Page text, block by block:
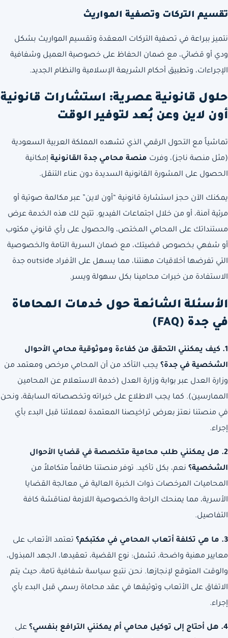
تقسيم التركات وتصفية المواريث
نتميز ببراعة في تصفية التركات المعقدة وتقسيم المواريث بشكل
ودي أو قضائي، مع ضمان الحفاظ على خصوصية العميل وشفافية
الإجراءات، وتطبيق أحكام الشريعة الإسلامية والنظام الجديد.
حلول قانونية عصرية: استشارات قانونية
أون لاين وعن بُعد لتوفير الوقت
تماشياً مع التحول الرقمي الذي تشهده المملكة العربية السعودية
(مثل منصة ناجز)، وفرت منصة محامي جدة القانونية إمكانية
الحصول على المشورة القانونية السديدة دون عناء التنقل.
يمكنك الآن حجز استشارة قانونية “أون لاين” عبر مكالمة صوتية أو
مرئية آمنة، أو من خلال اجتماعات الفيديو. تتيح لك هذه الخدمة عرض
مستنداتك على المحامي المختص، والحصول على رأي قانوني مكتوب
أو شفهي بخصوص قضيتك، مع ضمان السرية التامة والخصوصية
التي تفرضها أخلاقيات مهنتنا، مما يسهل على الأفراد outside جدة
الاستفادة من خبرات محامينا بكل سهولة ويسر.
الأسئلة الشائعة حول خدمات المحاماة
في جدة (FAQ)
1. كيف يمكنني التحقق من كفاءة وموثوقية محامي الأحوال
الشخصية في جدة؟ يجب التأكد من أن المحامي مرخص ومعتمد من
وزارة العدل عبر بوابة وزارة العدل (خدمة الاستعلام عن المحامين
الممارسين). كما يجب الاطلاع على خبراته وتخصصاته السابقة، ونحن
في منصتنا نعتز بعرض تراخيصنا المعتمدة لعملائنا قبل البدء بأي
إجراء.
2. هل يمكنني طلب محامية متخصصة في قضايا الأحوال
الشخصية؟ نعم، بكل تأكيد. توفر منصتنا طاقماً متكاملاً من
المحاميات المرخصات ذوات الخبرة العالية في معالجة القضايا
الأسرية، مما يمنحك الراحة والخصوصية اللازمة لمناقشة كافة
التفاصيل.
3. ما هي تكلفة أتعاب المحامي في مكتبكم؟
تعتمد الأتعاب على
معايير مهنية واضحة، تشمل: نوع القضية، تعقيدها، الجهد المبذول،
والوقت المتوقع لإنجازها. نحن نتبع سياسة شفافية تامة، حيث يتم
الاتفاق على الأتعاب وتوثيقها في عقد محاماة رسمي قبل البدء بأي
إجراء.
4. هل أحتاج إلى توكيل محامي أم يمكنني الترافع بنفسي؟
على